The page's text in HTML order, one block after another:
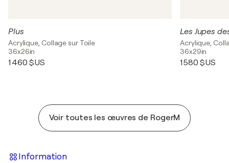
Plus
Acrylique, Collage sur Toile
36x26in
1 460 $US
Les Jupes
Acrylique,
36x29in
1 580 $US
Voir toutes les œuvres de RogerM
Information